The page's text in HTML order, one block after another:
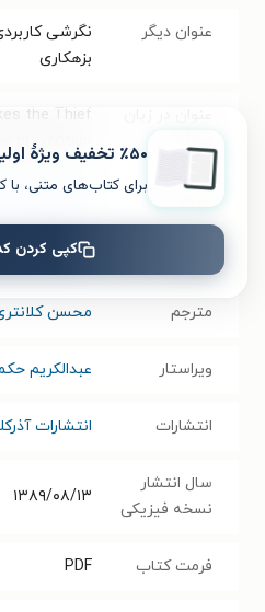
عنوان دیگر
نگرشی
بزهکاری
مبدأ
the Thief
prevention
حقوق جزا،
مارکوس
مترجم محسن
ویراستار عبدالکریم
انتشارات انتشارات
سال انتشار
نسخه فیزیکی
۱۳۸۹/۰۸/۱۳
فرمت کتاب PDF
٪۵۰ تخفیف ویژۀ اولین خرید
برای کتاب‌های متنی، با
کپی کردن